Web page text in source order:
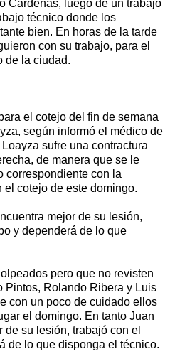
Cárdenas, luego de un trabajo
técnico donde los
bien. En horas de la tarde
con su trabajo, para el
de la ciudad.
el cotejo del fin de semana
según informó el médico de
sufre una contractura
de manera que se le
correspondiente con la
cotejo de este domingo.
mejor de su lesión,
y dependerá de lo que
pero que no revisten
Pintos, Rolando Ribera y Luis
con un poco de cuidado ellos
el domingo. En tanto Juan
de su lesión, trabajó con el
de lo que disponga el técnico.